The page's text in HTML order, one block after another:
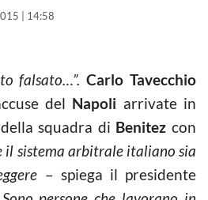
| 14:58
falsato…”. Carlo Tavecchio
del Napoli arrivate in
squadra di Benitez con
il sistema arbitrale italiano sia
– spiega il presidente